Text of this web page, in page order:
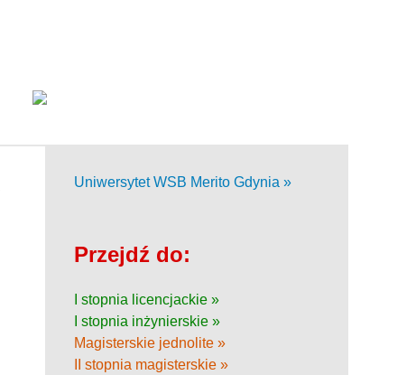
Uniwersytet WSB Merito Gdynia »
Przejdź do:
I stopnia licencjackie »
I stopnia inżynierskie »
Magisterskie jednolite »
II stopnia magisterskie »